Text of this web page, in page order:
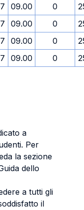
09.00 0
09.00 0
09.00 0
09.00 0
a
Per
la sezione
dello
a tutti gli
il